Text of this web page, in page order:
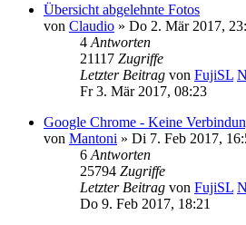
Übersicht abgelehnte Fotos
von Claudio » Do 2. Mär 2017,
4 Antworten
21117 Zugriffe
Letzter Beitrag von FujiSL
Fr 3. Mär 2017, 08:23
Google Chrome - Keine
von Mantoni » Di 7. Feb 2017,
6 Antworten
25794 Zugriffe
Letzter Beitrag von FujiSL
Do 9. Feb 2017, 18:21